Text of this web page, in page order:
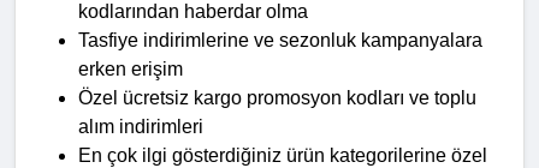
kodlarından haberdar olma
Tasfiye indirimlerine ve sezonluk kampanyalara
erken erişim
Özel ücretsiz kargo promosyon kodları ve toplu
alım indirimleri
En çok ilgi gösterdiğiniz ürün kategorilerine özel